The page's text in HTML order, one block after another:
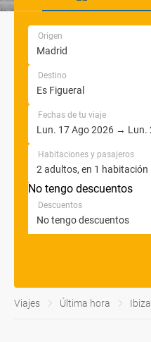
Origen
Destino
Fechas de tu viaje
Habitaciones y pasajeros
No tengo descuentos
Descuentos
Viajes Última hora Ibiza